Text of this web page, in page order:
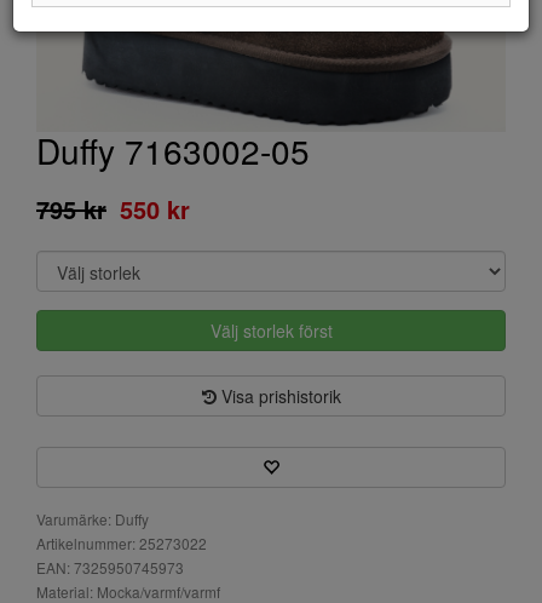
Duffy 7163002-05
795 kr 550 kr
Välj storlek först
Visa prishistorik
Varumärke: Duffy
Artikelnummer: 25273022
EAN: 7325950745973
Material: Mocka/varmf/varmf